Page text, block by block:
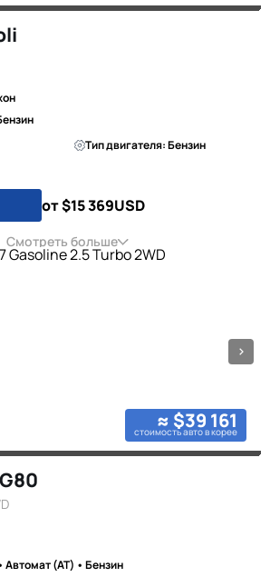
Тип двигателя: Бензин
от $15 369USD
Смотреть больше
≈ $39 161
стоимость авто в корее
Автомат (AT) • Бензин